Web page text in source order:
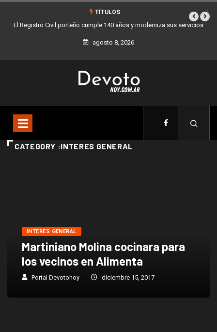
TÍTULOS
El Registro Civil porteño cumple 140 años y moderniza sus servicios
agosto 8, 2026
CATEGORY :INTERES GENERAL
INTERES GENERAL
Martiniano Molina cocinara para
los vecinos en Alimenta
Portal Devotohoy diciembre 15, 2017